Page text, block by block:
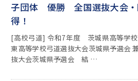
子団体 優勝 全国選抜大会・
得！
[高校弓道] 令和7年度 茨城県高等学
東高等学校弓道選抜大会茨城県予選会
抜大会茨城県予選会 結 …